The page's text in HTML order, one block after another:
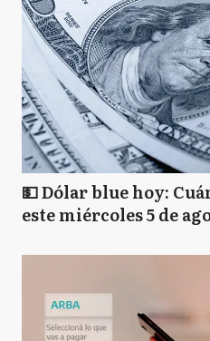
💵 Dólar blue hoy:
este miércoles 5 de